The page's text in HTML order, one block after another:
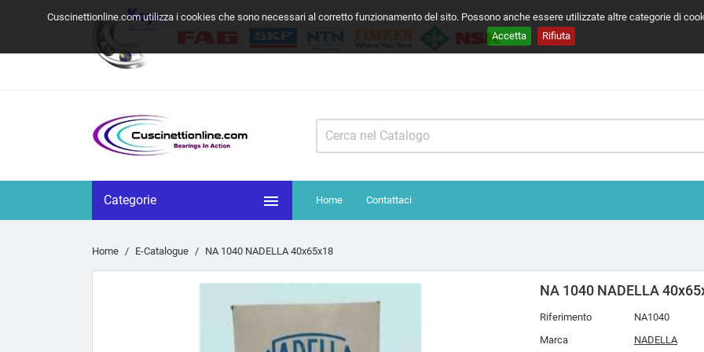
Cuscinettionline.com utilizza i cookies che sono necessari al corretto funzionamento del sito. Possono anche essere utilizzate altre categorie di
Accetta
Rifiuta
Categorie  Home Contattaci
Home E-Catalogue NA 1040 NADELLA 40x65x18
NA 1040 NADELLA
Riferimento
NA1040
Marca
NADELLA